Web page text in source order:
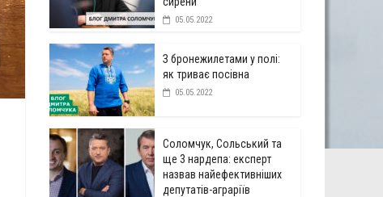
05.05.2022
З бронежилетами у полі:
як триває посівна
05.05.2022
Соломчук, Сольський та
ще 3 нардепа: експерт
назвав найефективніших
депутатів-аграріїв